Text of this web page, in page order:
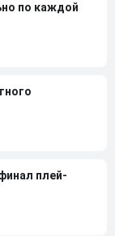
по каждой
плей-